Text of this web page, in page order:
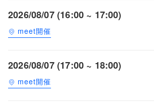
2026/08/07 (16:00 ~ 17:00)
meet開催
2026/08/07 (17:00 ~ 18:00)
meet開催